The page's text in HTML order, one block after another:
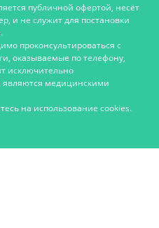
публичной офертой, несёт
и не служит для постановки
проконсультироваться с
оказываемые по телефону,
исключительно
медицинскими
на использование cookies.